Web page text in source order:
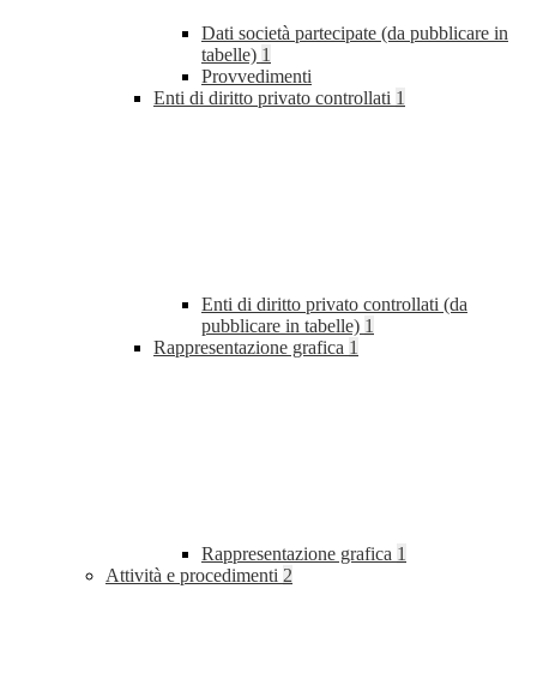
Dati società partecipate (da pubblicare in
tabelle) 1
Provvedimenti
Enti di diritto privato controllati 1
Enti di diritto privato controllati (da
pubblicare in tabelle) 1
Rappresentazione grafica 1
Rappresentazione grafica 1
Attività e procedimenti 2